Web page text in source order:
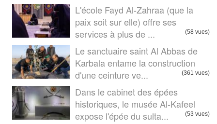
L'école Fayd Al-Zahraa (que la
paix soit sur elle) offre ses
services à plus de ...
(58 vues)
Le sanctuaire saint Al Abbas de
Karbala entame la construction
d'une ceinture ve...
(361 vues)
Dans le cabinet des épées
historiques, le musée Al-Kafeel
expose l'épée du sulta...
(53 vues)